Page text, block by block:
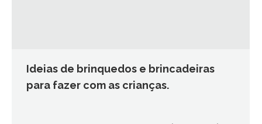
Ideias de brinquedos e brincadeiras
para fazer com as crianças.